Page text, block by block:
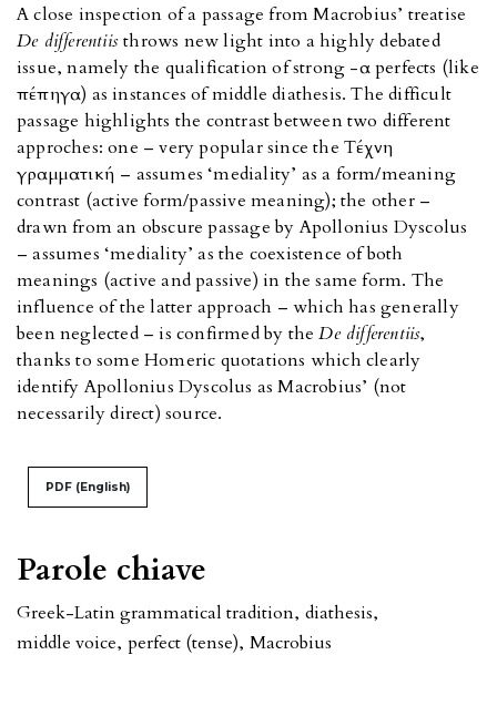
Parole chiave
Greek-Latin grammatical tradition, diathesis,
middle voice, perfect (tense), Macrobius
A close inspection of a passage from Macrobius’ treatise
De differentiisthrows new light into a highly debated
issue, namely the qualification of strong -α perfects (like
πέπηγα) as instances of middle diathesis. The difficult
passage highlights the contrast between two different
approches: one – very popular since the Tέχνη
γραμματική – assumes ‘mediality’ as a form/meaning
contrast (active form/passive meaning); the other –
drawn from an obscure passage by Apollonius Dyscolus
– assumes ‘mediality’ as the coexistence of both
meanings (active and passive) in the same form. The
influence of the latter approach – which has generally
been neglected – is confirmed by theDe differentiis,
thanks to some Homeric quotations which clearly
identify Apollonius Dyscolus as Macrobius’ (not
necessarily direct) source.
PDF (English)